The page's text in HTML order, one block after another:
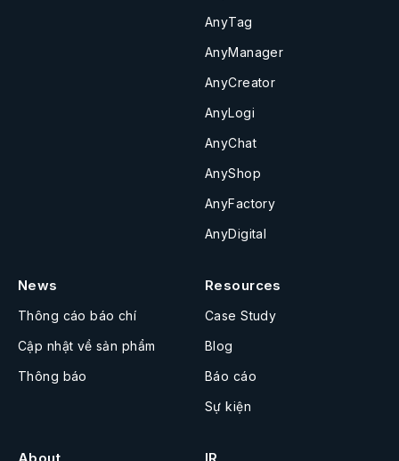
AnyTag
AnyManager
AnyCreator
AnyLogi
AnyChat
AnyShop
AnyFactory
AnyDigital
News
Thông cáo báo chí
Cập nhật về sản phẩm
Thông báo
Resources
Case Study
Blog
Báo cáo
Sự kiện